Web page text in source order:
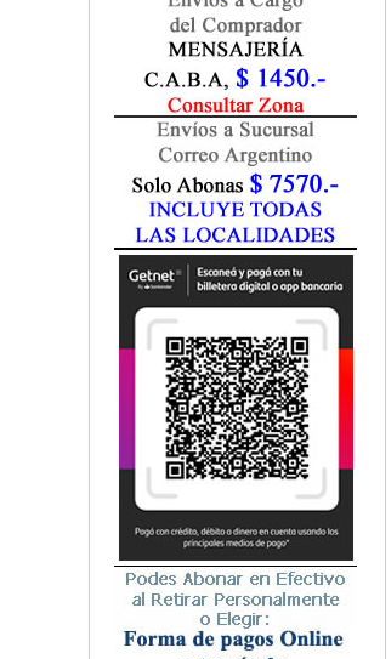
Fisiatría / Kinesiología
Fisiología / Fisiopatología
Fonoaudiología
Gastroenterología
Geriatría
Ginecología / Obstetricia
Hematología
Histología
Homeopatía
Infectología
Inmunología
Instrumentación Quirurgica
Medicina del Deporte / Rehabilitación
Medicina Emergencias / Urgencias
Medicina Forense / Legal
Medicina General
Medicina Interna
Microbiología
Nefrología
Neonatología / Pediatría
Neumología